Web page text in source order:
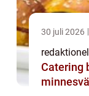
30 juli 2026
redaktionel
Catering bröllop